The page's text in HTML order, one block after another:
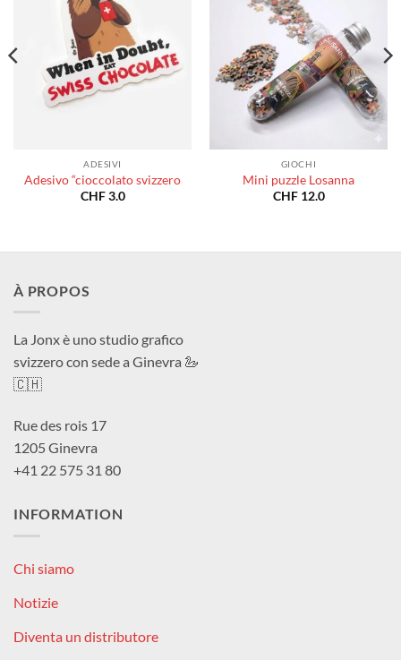
ADESIVI
Adesivo “cioccolato svizzero
CHF3.0
GIOCHI
Mini puzzle Losanna
CHF12.0
À PROPOS
La Jonx è uno studio grafico
svizzero con sede a Ginevra 🦢
🇨🇭
Rue des rois 17
1205 Ginevra
+41 22 575 31 80
INFORMATION
Chi siamo
Notizie
Diventa un distributore